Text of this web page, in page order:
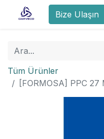
Bize Ulaşın
Tüm Ürünler
[FORMOSA] PPC 27